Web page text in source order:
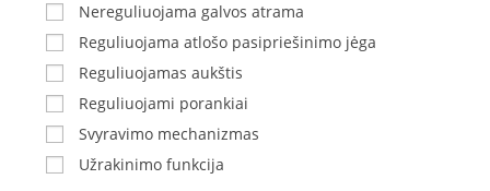
Nereguliuojama galvos atrama
Reguliuojama atlošo pasipriešinimo jėga
Reguliuojamas aukštis
Reguliuojami porankiai
Svyravimo mechanizmas
Užrakinimo funkcija